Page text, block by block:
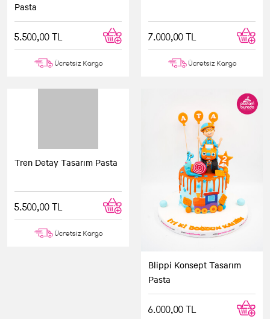
Pasta
5.500,00 TL
Ücretsiz Kargo
7.000,00 TL
Ücretsiz Kargo
Blippi Konsept Tasarım
Pasta
6.000,00 TL